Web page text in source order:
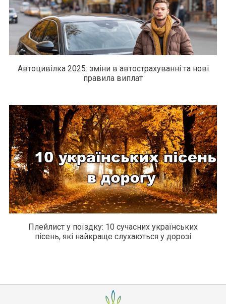
Автоцивілка 2025: зміни в автострахуванні та нові
правила виплат
Плейлист у поїздку: 10 сучасних українських
пісень, які найкраще слухаються у дорозі